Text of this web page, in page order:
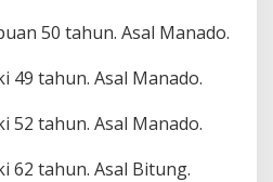
50 tahun. Asal Manado.
49 tahun. Asal Manado.
52 tahun. Asal Manado.
62 tahun. Asal Bitung.